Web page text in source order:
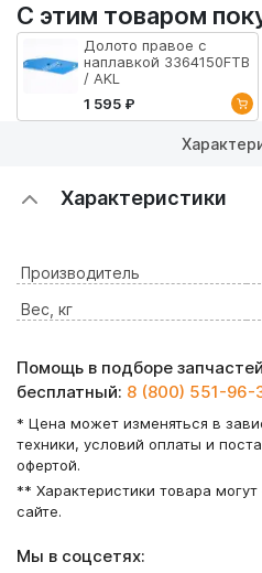
С этим товаром
Долото правое с
наплавкой 3364150FTB
/ AKL
1 595 ₽
Характеристики
Производитель
Вес, кг
Помощь в подборе
бесплатный: 8 (800) 551-96-
* Цена может изменяться в
техники, условий оплаты и
офертой.
** Характеристики товара могут
сайте.
Мы в соцсетях: